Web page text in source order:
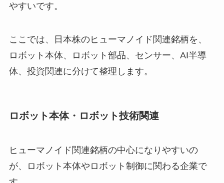
やすいです。
ここでは、日本株のヒューマノイド関連銘柄を、
ロボット本体、ロボット部品、センサー、AI半導
体、投資関連に分けて整理します。
ロボット本体・ロボット技術関連
ヒューマノイド関連銘柄の中心になりやすいの
が、ロボット本体やロボット制御に関わる企業で